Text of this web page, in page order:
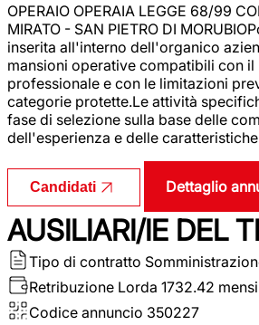
OPERAIO OPERAIA LEGGE 68/99
MIRATO - SAN PIETRO DI
inserita all'interno dell'organico
mansioni operative compatibili con
professionale e con le limitazioni
categorie protette.Le attività
fase di selezione sulla base delle
dell'esperienza e delle
Candidati Dettaglio
AUSILIARI/IE DEL
Tipo di contratto
Retribuzione Lorda 1732.42
Codice annuncio 350227